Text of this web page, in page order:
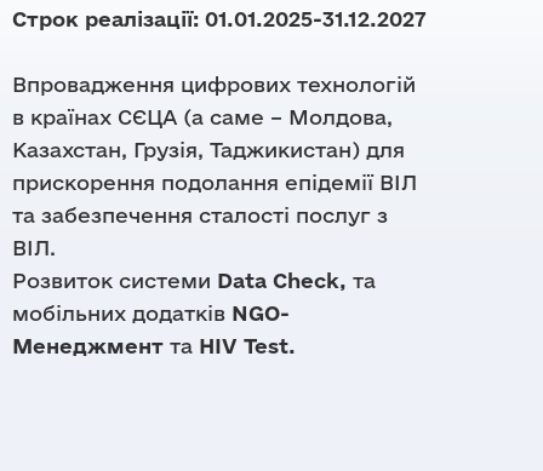
Вакансії
Осередки
Партнери
Напрямки
Правова допомога
Цифрові продукти
Тендери
DataCheck
Бренди
Матеріали
Звіти
Дашборди
Відео-архів
Строк реалізації: 01.01.2025-31.12.2027
Впровадження цифрових технологій
в країнах СЄЦА (а саме – Молдова,
Казахстан, Грузія, Таджикистан) для
прискорення подолання епідемії ВІЛ
та забезпечення сталості послуг з
ВІЛ.
Розвиток системи Data Check, та
мобільних додатків NGO-
Менеджмент та HIV Test.